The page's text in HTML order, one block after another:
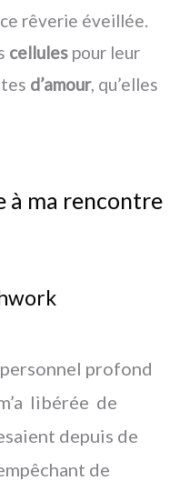
rêverie éveillée.
cellules pour leur
d’amour, qu’elles
à ma rencontre
profond
libérée de
depuis de
de